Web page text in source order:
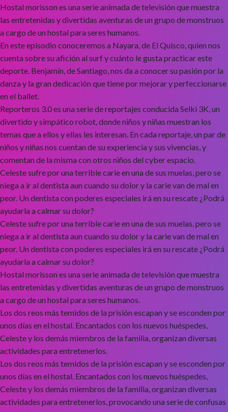
Hostal morisson es una serie animada de televisión que muestra
las entretenidas y divertidas aventuras de un grupo de monstruos
a cargo de un hostal para seres humanos.
En este episodio conoceremos a Nayara, de El Quisco, quien nos
cuenta sobre su afición al surf y cuánto le gusta practicar este
deporte. Benjamín, de Santiago, nos da a conocer su pasión por la
danza y la gran dedicación que tiene por mejorar y perfeccionarse
en el ballet.
Reporteros 3.0 es una serie de reportajes conducida Selki 3K, un
divertido y simpático robot, donde niños y niñas muestran los
temas que a ellos y ellas les interesan. En cada reportaje, un par de
niños y niñas nos cuentan de su experiencia y sus vivencias, y
comentan de la misma con otros niños del cyber espacio.
Celeste sufre por una terrible carie en una de sus muelas, pero se
niega a ir al dentista aun cuando su dolor y la carie van de mal en
peor. Un dentista con poderes especiales irá en su rescate ¿Podrá
ayudarla a calmar su dolor?
Celeste sufre por una terrible carie en una de sus muelas, pero se
niega a ir al dentista aun cuando su dolor y la carie van de mal en
peor. Un dentista con poderes especiales irá en su rescate ¿Podrá
ayudarla a calmar su dolor?
Hostal morisson es una serie animada de televisión que muestra
las entretenidas y divertidas aventuras de un grupo de monstruos
a cargo de un hostal para seres humanos.
Los dos reos más temidos de la prisión escapan y se esconden por
unos días en el hostal. Encantados con los nuevos huéspedes,
Celeste y los demás miembros de la familia, organizan diversas
actividades para entretenerlos.
Los dos reos más temidos de la prisión escapan y se esconden por
unos días en el hostal. Encantados con los nuevos huéspedes,
Celeste y los demás miembros de la familia, organizan diversas
actividades para entretenerlos, provocando una serie de confusas